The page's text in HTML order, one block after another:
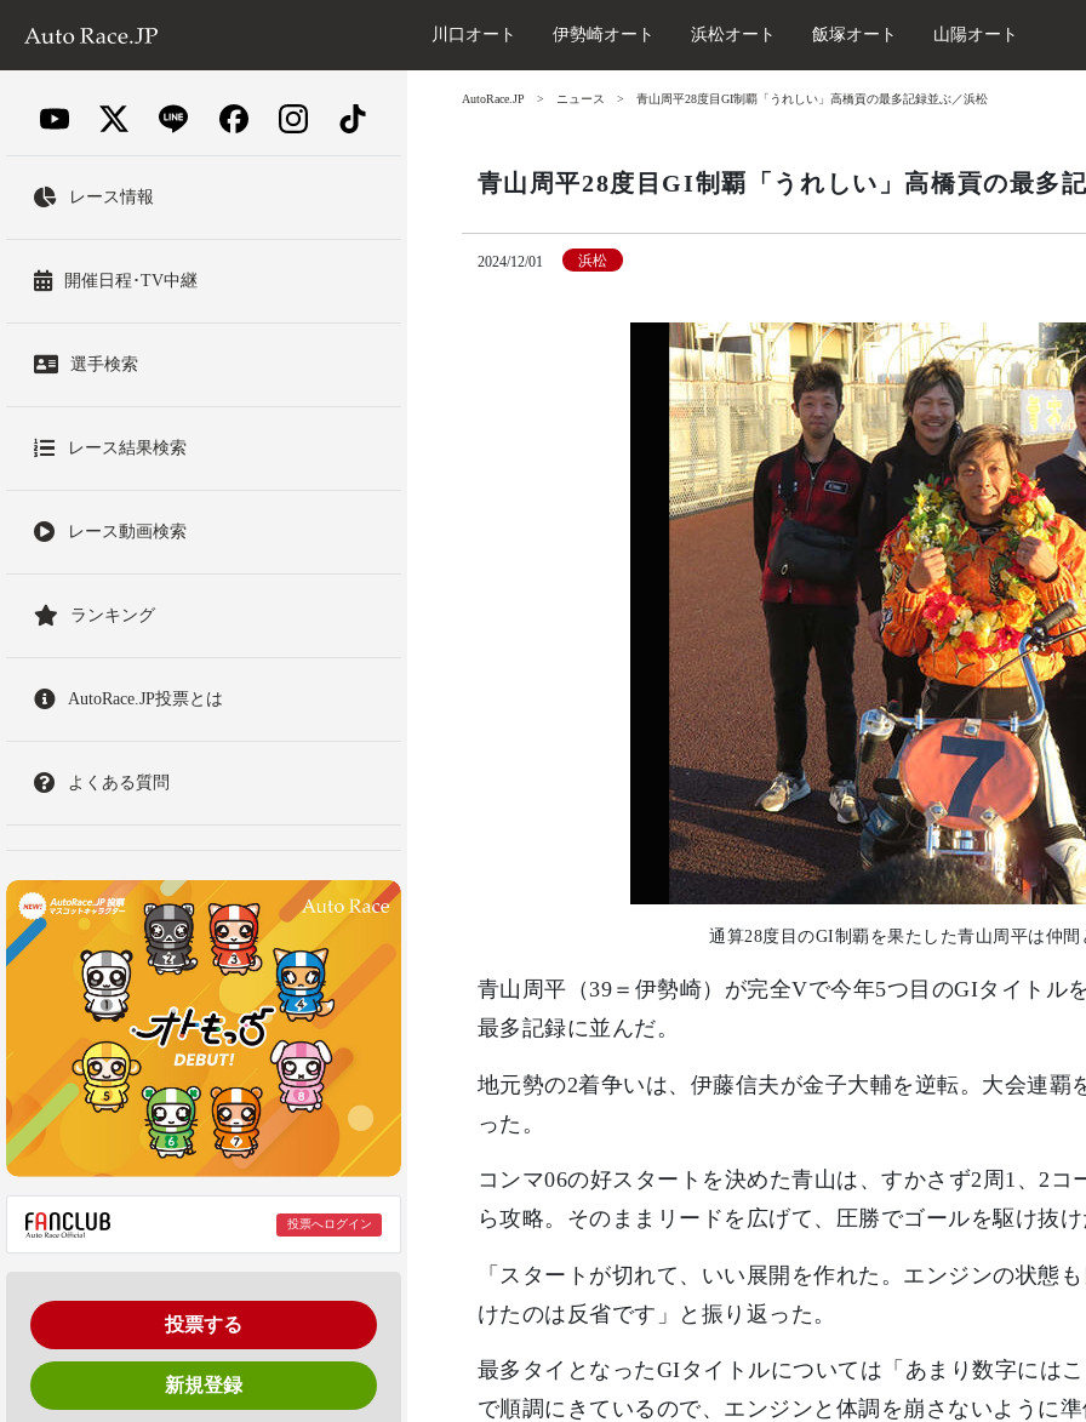
川口オート 伊勢崎オート 浜松オート 飯塚オート 山陽オート
レース情報
開催日程･TV中継
選手検索
レース結果検索
レース動画検索
ランキング
AutoRace.JP投票とは
よくある質問
投票へログイン
投票する
新規登録
AutoRace.JP ニュース 青山周平28度目GI制覇「うれしい」高橋貢の最多記録並ぶ／浜松
青山周平28度目GI制覇「うれしい」高橋貢の最多
2024/12/01 浜松
通算28度目のGI制覇を果たした青山周平は仲
青山周平（39＝伊勢崎）が完全Vで今年5つ目のGIタイトル
最多記録に並んだ。
地元勢の2着争いは、伊藤信夫が金子大輔を逆転。大会連
った。
コンマ06の好スタートを決めた青山は、すかさず2周1、2
ら攻略。そのままリードを広げて、圧勝でゴールを駆け抜
「スタートが切れて、いい展開を作れた。エンジンの状態
けたのは反省です」と振り返った。
最多タイとなったGIタイトルについては「あまり数字には
で順調にきているので、エンジンと体調を崩さないように